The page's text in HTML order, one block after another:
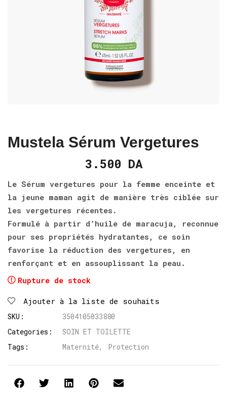
Mustela Sérum Vergetures
3.500 DA
Le Sérum vergetures pour la femme enceinte et
la jeune maman agit de manière très ciblée sur
les vergetures récentes.
Formulé à partir d’huile de maracuja, reconnue
pour ses propriétés hydratantes, ce soin
favorise la réduction des vergetures, en
renforçant et en assouplissant la peau.
Rupture de stock
Ajouter à la liste de souhaits
SKU:
3504105033880
Categories:
SOIN ET TOILETTE
Tags:
Maternité, Protection